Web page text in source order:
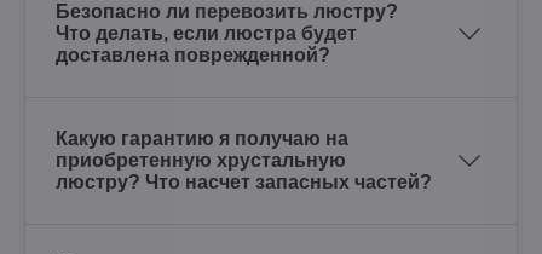
Безопасно ли перевозить люстру?
Что делать, если люстра будет
доставлена поврежденной?
Какую гарантию я получаю на
приобретенную хрустальную
люстру? Что насчет запасных частей?